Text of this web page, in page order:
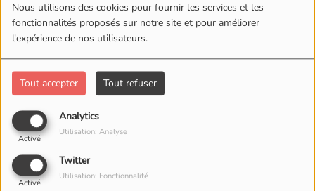
Nous utilisons des cookies pour fournir les services et les
fonctionnalités proposés sur notre site et pour améliorer
l'expérience de nos utilisateurs.
Tout accepter Tout refuser
Analytics
Activé
Utilisation: Analyse
Twitter
Activé
Utilisation: Fonctionnalité
31 MARS 2026